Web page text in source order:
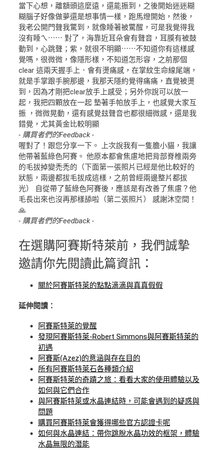
當下心想，離額頭這麼遠，還能振到，之後開始迷迷糊
糊腦子好像做夢還是想事情一樣，跑馬燈開始，然後，
我老公開門聲我驚到，就像睡著被驚醒，可是我覺得我
沒有睡ㄟ⋯⋯ 對了，海靠近耳朵會有聲音，耳膜有被鼓
動到，心跳聲；紫，就很不明顯⋯⋯不知道你有這樣感
覺嗎，很微微，像隱形樣，不知道怎形容，之前那個
clear 這兩天握手上．會有燙痛感，在掌紋生命線尾端，
就是手掌跟手腕那邊，我那天隱約覺得痛痛，直覺被燙
到，因為才剛把clear放手上感受；另外你說可以放一
起，我把四顆放在一起 墊著手帕放手上，也感覺大家互
振 ，微微晃動，還有感覺玆聲音也都很細微感，還是我
錯覺，尤其黃金比較明顯
- 購買者們的Feedback -
喔對了！跟您分享一下。 上次說我有一隻膽小貓，我讓
他帶著藍綠色阿賽。 他原本都會焦慮地把背部脊椎兩旁
的毛拔掉變禿禿的（下面第一張照片已經是他比較好的
狀態，兩邊都拔毛拔成這樣，之前曾經兩邊整片都拔
光） 自從帶了藍綠色阿賽後，應該是有改善了焦慮？他
毛長出來也沒再那樣舔啦（第二張照片） 感謝沐空間！
🙏
- 購買者們的Feedback -
在選購阿賽斯特萊前，我們誠摯
邀請你先閱讀此篇資訊：
關於阿賽斯特萊的點點滴滴與真真假假
延伸閱讀：
阿賽斯特萊的覺醒
發現阿賽斯特萊-Robert Simmons與阿賽斯特萊的
初遇
阿賽斯(Azez)的意涵與存在目的
所有阿賽斯特萊石各種類介紹
阿賽斯特萊的奇蹟之旅：看看大家的使用體驗以及
如何與它們合作
與阿賽斯特萊或水晶連結時，可能會遇到的疑惑與
問題
購買阿賽斯特萊會獲得哪些官方認證卡呢
如何與水晶連結：帶你跳脫水晶功效的框架，體驗
水晶無限的潛能